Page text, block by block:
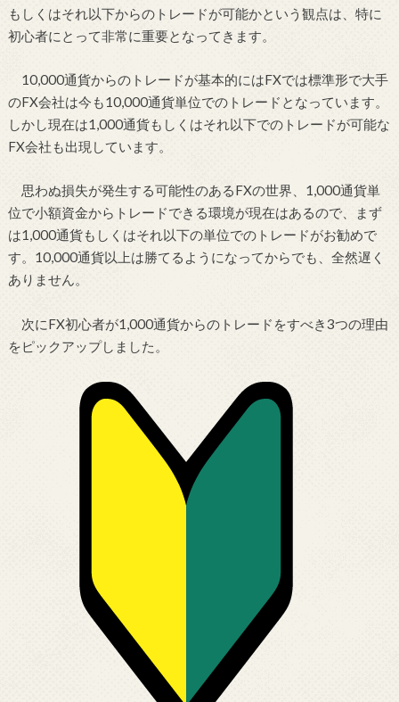
もしくはそれ以下からのトレードが可能かという観点は、特に
初心者にとって非常に重要となってきます。
10,000通貨からのトレードが基本的にはFXでは標準形で大手
のFX会社は今も10,000通貨単位でのトレードとなっています。
しかし現在は1,000通貨もしくはそれ以下でのトレードが可能な
FX会社も出現しています。
思わぬ損失が発生する可能性のあるFXの世界、1,000通貨単
位で小額資金からトレードできる環境が現在はあるので、まず
は1,000通貨もしくはそれ以下の単位でのトレードがお勧めで
す。10,000通貨以上は勝てるようになってからでも、全然遅く
ありません。
次にFX初心者が1,000通貨からのトレードをすべき3つの理由
をピックアップしました。